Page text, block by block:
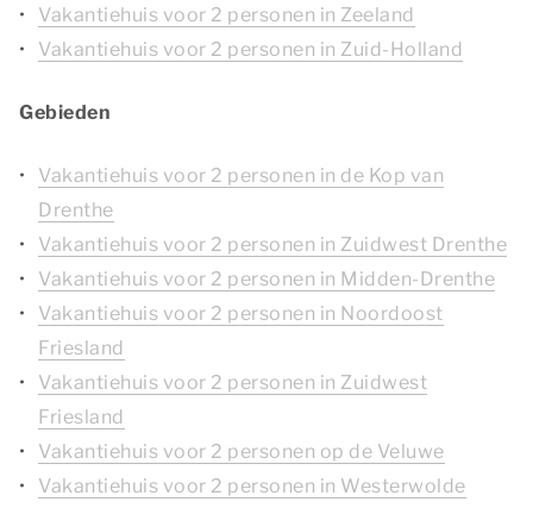
Vakantiehuis voor 2 personen in Zeeland
Vakantiehuis voor 2 personen in Zuid-Holland
Gebieden
Vakantiehuis voor 2 personen in de Kop van
Drenthe
Vakantiehuis voor 2 personen in Zuidwest Drenthe
Vakantiehuis voor 2 personen in Midden-Drenthe
Vakantiehuis voor 2 personen in Noordoost
Friesland
Vakantiehuis voor 2 personen in Zuidwest
Friesland
Vakantiehuis voor 2 personen op de Veluwe
Vakantiehuis voor 2 personen in Westerwolde